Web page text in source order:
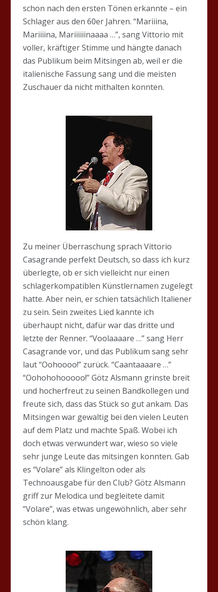
schon nach den ersten Tönen erkannte – ein
Schlager aus den 60er Jahren. “Mariiina,
Mariiiina, Mariiiiiinaaaa …”, sang Vittorio mit
voller, kräftiger Stimme und hängte danach
das Publikum beim Mitsingen ab, weil er die
italienische Fassung sang und die meisten
Zuschauer da nicht mithalten konnten.
Zu meiner Überraschung sprach Vittorio
Casagrande perfekt Deutsch, so dass ich kurz
überlegte, ob er sich vielleicht nur einen
schlagerkompatiblen Künstlernamen zugelegt
hatte. Aber nein, er schien tatsächlich Italiener
zu sein. Sein zweites Lied kannte ich
überhaupt nicht, dafür war das dritte und
letzte der Renner. “Voolaaaare …” sang Herr
Casagrande vor, und das Publikum sang sehr
laut “Oohoooo!” zurück. “Caantaaaare …”
“Oohohohooooo!” Götz Alsmann grinste breit
und hocherfreut zu seinen Bandkollegen und
freute sich, dass das Stück so gut ankam. Das
Mitsingen war gewaltig bei den vielen Leuten
auf dem Platz und machte Spaß. Wobei ich
doch etwas verwundert war, wieso so viele
sehr junge Leute das mitsingen konnten. Gab
es “Volare” als Klingelton oder als
Technoausgabe für den Club? Götz Alsmann
griff zur Melodica und begleitete damit
“Volare”, was etwas ungewöhnlich, aber sehr
schön klang.